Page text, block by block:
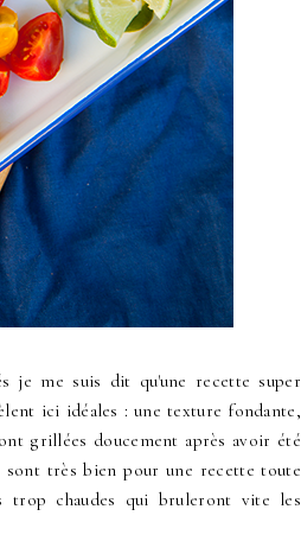
je me suis dit qu'une recette super
ici idéales : une texture fondante,
grillées doucement après avoir été
sont très bien pour une recette toute
trop chaudes qui bruleront vite les